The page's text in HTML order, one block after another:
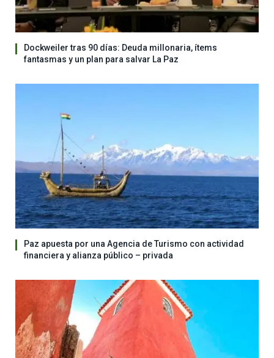
Dockweiler tras 90 días: Deuda millonaria, ítems
fantasmas y un plan para salvar La Paz
Paz apuesta por una Agencia de Turismo con actividad
financiera y alianza público – privada